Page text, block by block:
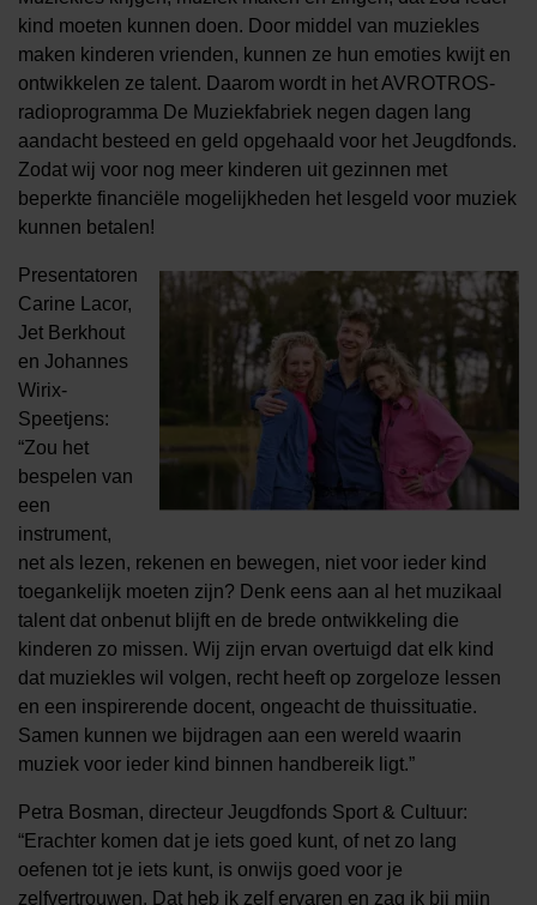
kind moeten kunnen doen. Door middel van muziekles
maken kinderen vrienden, kunnen ze hun emoties kwijt en
ontwikkelen ze talent. Daarom wordt in het AVROTROS-
radioprogramma De Muziekfabriek negen dagen lang
aandacht besteed en geld opgehaald voor het Jeugdfonds.
Zodat wij voor nog meer kinderen uit gezinnen met
beperkte financiële mogelijkheden het lesgeld voor muziek
kunnen betalen!
Presentatoren
Carine Lacor,
Jet Berkhout
en Johannes
Wirix-
Speetjens:
“Zou het
bespelen van
een
instrument,
net als lezen, rekenen en bewegen, niet voor ieder kind
toegankelijk moeten zijn? Denk eens aan al het muzikaal
talent dat onbenut blijft en de brede ontwikkeling die
kinderen zo missen. Wij zijn ervan overtuigd dat elk kind
dat muziekles wil volgen, recht heeft op zorgeloze lessen
en een inspirerende docent, ongeacht de thuissituatie.
Samen kunnen we bijdragen aan een wereld waarin
muziek voor ieder kind binnen handbereik ligt.”
Petra Bosman, directeur Jeugdfonds Sport & Cultuur:
“Erachter komen dat je iets goed kunt, of net zo lang
oefenen tot je iets kunt, is onwijs goed voor je
zelfvertrouwen. Dat heb ik zelf ervaren en zag ik bij mijn